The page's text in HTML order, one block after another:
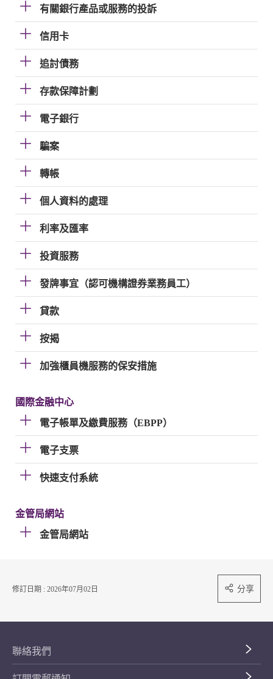
有關銀行產品或服務的投訴
信用卡
追討債務
存款保障計劃
電子銀行
騙案
轉帳
個人資料的處理
利率及匯率
投資服務
發牌事宜（認可機構證券業務員工）
貸款
按揭
加強櫃員機服務的保安措施
國際金融中心
電子帳單及繳費服務（EBPP）
電子支票
快速支付系統
金管局網站
金管局網站
修訂日期 : 2026年07月02日 分享
聯絡我們